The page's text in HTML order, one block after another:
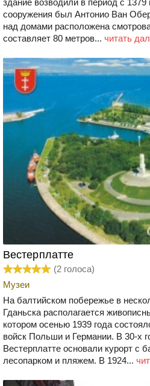
сооружения был Антонио Ван
над домами расположена
составляет 80 метров... читать
Вестерплатте
(2 голоса)
Музеи
На балтийском побережье в
Гданьска располагается
котором осенью 1939 года
войск Польши и Германии. В 30-х
Вестерплатте основали курорт с
лесопарком и пляжем. В 1924...